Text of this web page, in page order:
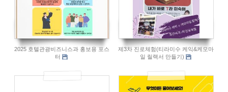
2025 호텔관광비즈니스과 홍보용 포스
터
제3차 진로체험(티라미수 케익&케모마
일 릴랙서 만들기)